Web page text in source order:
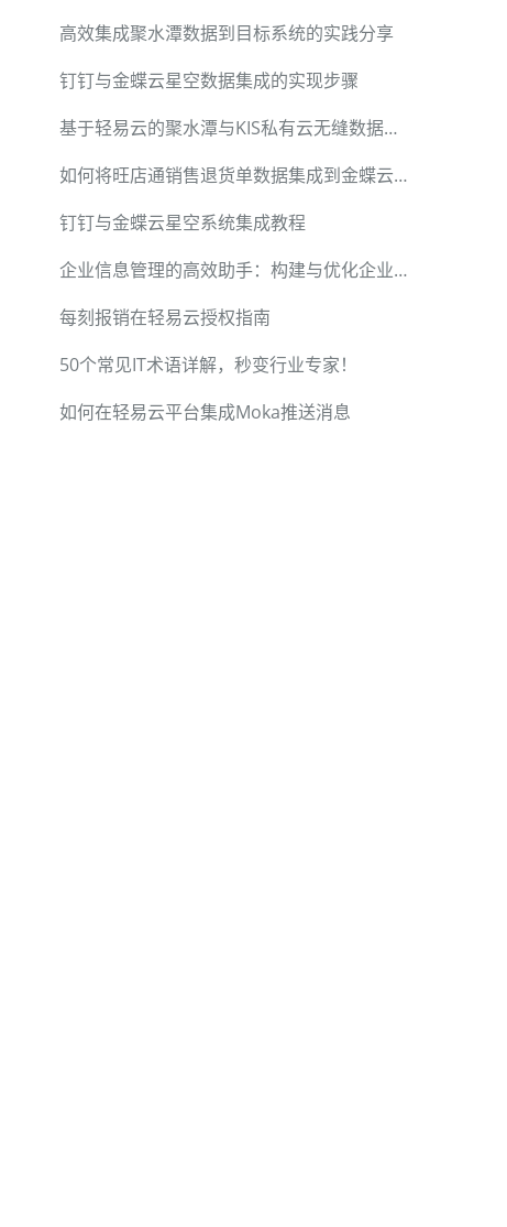
高效集成聚水潭数据到目标系统的实践分享
钉钉与金蝶云星空数据集成的实现步骤
基于轻易云的聚水潭与KIS私有云无缝数据集成案例
如何将旺店通销售退货单数据集成到金蝶云星空
钉钉与金蝶云星空系统集成教程
企业信息管理的高效助手：构建与优化企业知识库
每刻报销在轻易云授权指南
50个常见IT术语详解，秒变行业专家！
如何在轻易云平台集成Moka推送消息